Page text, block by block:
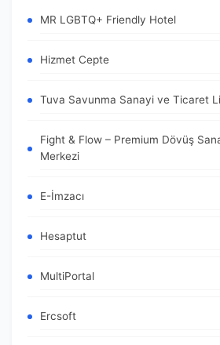
MR LGBTQ+ Friendly Hotel
Hizmet Cepte
Tuva Savunma Sanayi ve Ticaret
Fight & Flow – Premium Dövüş
Merkezi
E-İmzacı
Hesaptut
MultiPortal
Ercsoft